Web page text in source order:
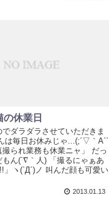
の休業日
でダラダラさせていただきま
は毎日お休みじゃ...(;´▽｀A``
撮られ業務も休業ニャ」 だっ
ん(´∇｀人) 「撮るにゃぁあ
」ヽ(`Д´)ノ 叫んだ顔も可愛い
2013.01.13